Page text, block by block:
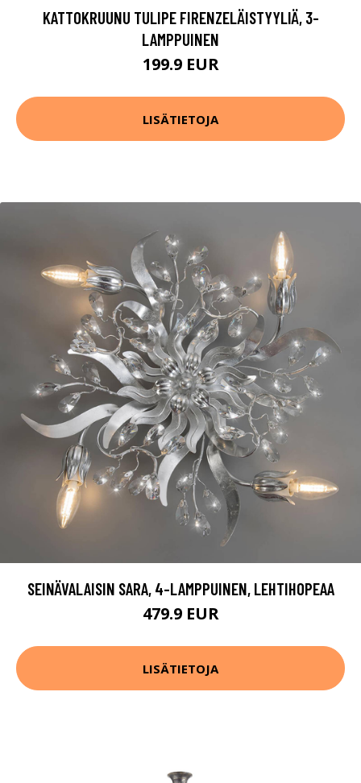
KATTOKRUUNU TULIPE FIRENZELÄISTYYLIÄ, 3-
LAMPPUINEN
199.9 EUR
LISÄTIETOJA
SEINÄVALAISIN SARA, 4-LAMPPUINEN, LEHTIHOPEAA
479.9 EUR
LISÄTIETOJA